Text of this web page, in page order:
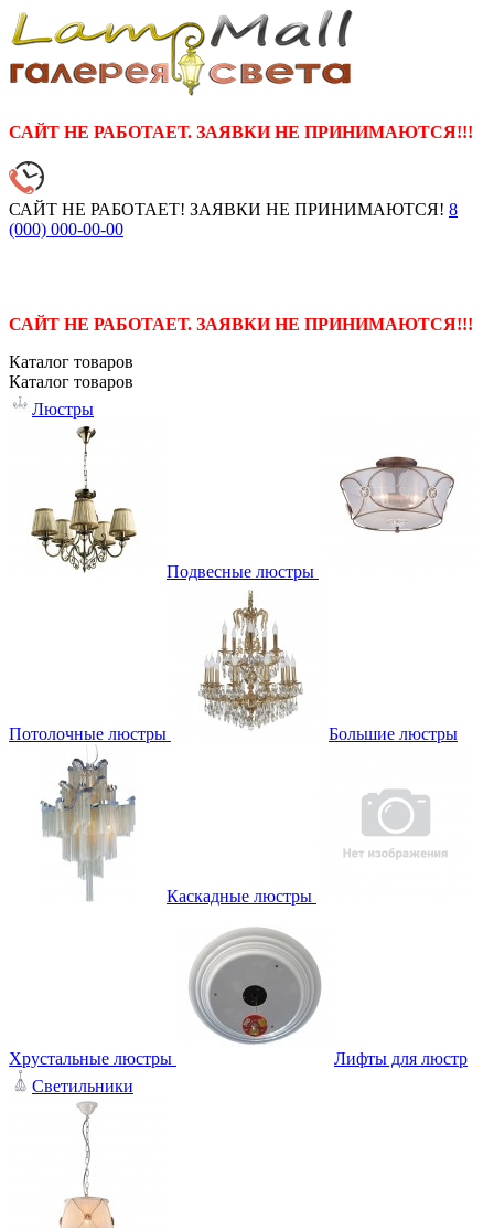
САЙТ НЕ РАБОТАЕТ. ЗАЯВКИ НЕ ПРИНИМАЮТСЯ!!!
САЙТ НЕ РАБОТАЕТ! ЗАЯВКИ НЕ ПРИНИМАЮТСЯ! 8
(000) 000-00-00
САЙТ НЕ РАБОТАЕТ. ЗАЯВКИ НЕ ПРИНИМАЮТСЯ!!!
Каталог товаров
Каталог товаров
Люстры
Подвесные люстры
Потолочные люстры Большие люстры
Каскадные люстры
Хрустальные люстры
Лифты для люстр
Светильники